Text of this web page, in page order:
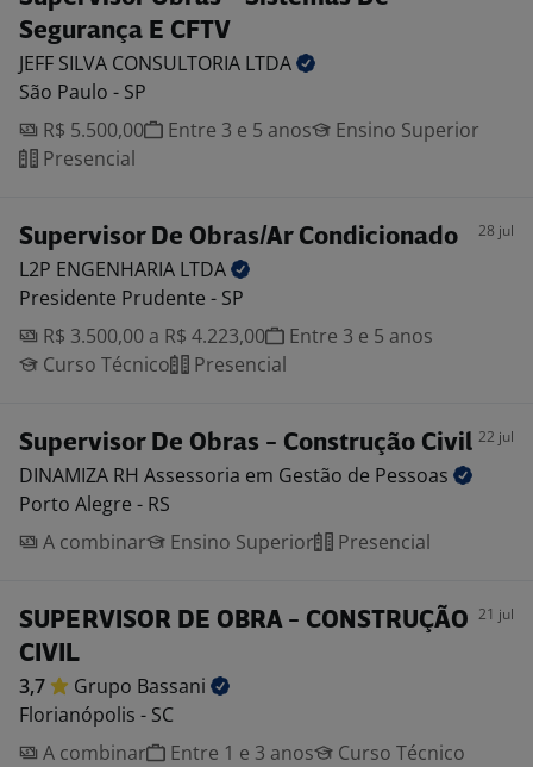
Segurança E CFTV
JEFF SILVA CONSULTORIA LTDA
São Paulo - SP
R$ 5.500,00
Entre 3 e 5 anos
Ensino Superior
Presencial
Supervisor De Obras/Ar Condicionado 28 jul
L2P ENGENHARIA LTDA
Presidente Prudente - SP
R$ 3.500,00 a R$ 4.223,00
Entre 3 e 5 anos
Curso Técnico
Presencial
Supervisor De Obras - Construção Civil 22 jul
DINAMIZA RH Assessoria em Gestão de Pessoas
Porto Alegre - RS
A combinar
Ensino Superior Presencial
SUPERVISOR DE OBRA - CONSTRUÇÃO
CIVIL
21 jul
3,7 Grupo Bassani
Florianópolis - SC
A combinar
Entre 1 e 3 anos
Curso Técnico